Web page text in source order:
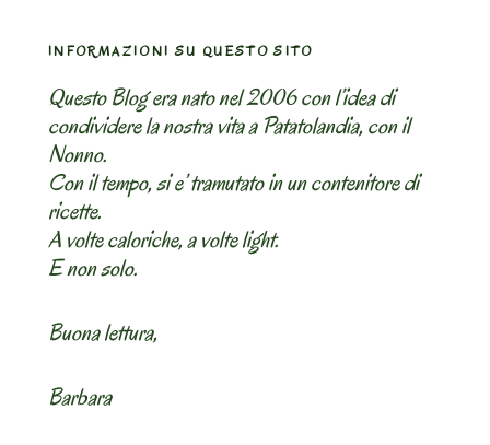
INFORMAZIONI SU QUESTO SITO
Questo Blog era nato nel 2006 con l’idea di
condividere la nostra vita a Patatolandia, con il
Nonno.
Con il tempo, si e’ tramutato in un contenitore di
ricette.
A volte caloriche, a volte light.
E non solo.
Buona lettura,
Barbara